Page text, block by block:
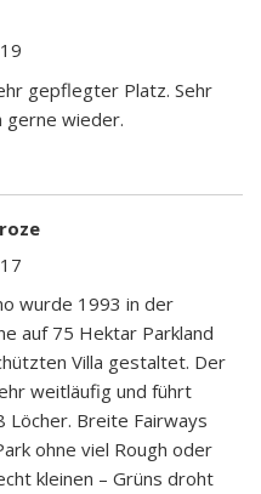
gepflegter Platz. Sehr
gerne wieder.
wurde 1993 in der
auf 75 Hektar Parkland
Villa gestaltet. Der
weitläufig und führt
Löcher. Breite Fairways
ohne viel Rough oder
kleinen – Grüns droht